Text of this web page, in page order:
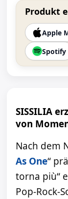
Produkt
Apple
Spotify
SISSILIA
von
Nach dem
As One“
torna più“
Pop-Rock-